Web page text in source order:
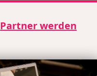
Partner werden